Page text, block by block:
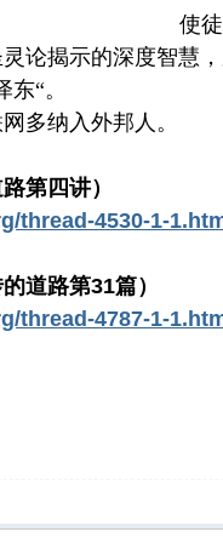
使
论揭示的深度智慧，
“。
多纳入外邦人。
第四讲）
thread-4530-1-
道路第31篇）
thread-4787-1-